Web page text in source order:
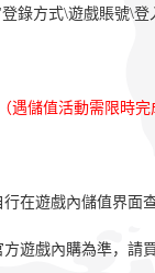
錄方式\遊戲賬號\
遇儲值活動需限時完
在遊戲內儲值界面
遊戲內購為準，請